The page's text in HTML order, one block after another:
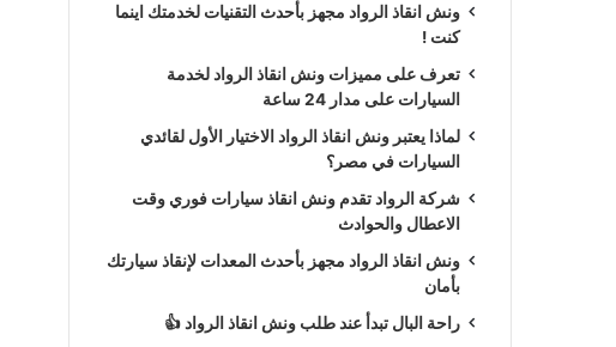
ونش انقاذ الرواد مجهز بأحدث التقنيات لخدمتك اينما
كنت !
تعرف على مميزات ونش انقاذ الرواد لخدمة
السيارات على مدار 24 ساعة
لماذا يعتبر ونش انقاذ الرواد الاختيار الأول لقائدي
السيارات في مصر؟
شركة الرواد تقدم ونش انقاذ سيارات فوري وقت
الاعطال والحوادث
ونش انقاذ الرواد مجهز بأحدث المعدات لإنقاذ سيارتك
بأمان
راحة البال تبدأ عند طلب ونش انقاذ الرواد 👍